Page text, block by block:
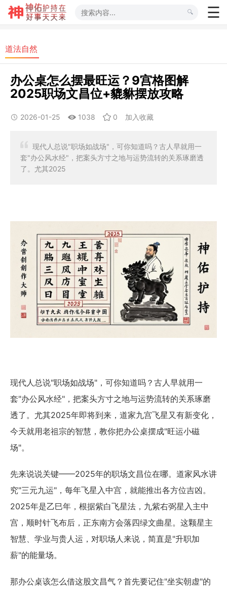
道法自然
办公桌怎么摆最旺运？9宫格图解
2025职场文昌位+貔貅摆放攻略
2026-01-25 1038 0 加入收藏
现代人总说"职场如战场"，可你知道吗？古人早就用一
套"办公风水经"，把案头方寸之地与运势流转的关系琢磨透
了。尤其2025
现代人总说"职场如战场"，可你知道吗？古人早就用一
套"办公风水经"，把案头方寸之地与运势流转的关系琢磨
透了。尤其2025年即将到来，道家九宫飞星又有新变化，
今天就用老祖宗的智慧，教你把办公桌摆成"旺运小磁
场"。
先来说说关键——2025年的职场文昌位在哪。道家风水讲
究"三元九运"，每年飞星入中宫，就能推出各方位吉凶。
2025年是乙巳年，根据紫白飞星法，九紫右弼星入主中
宫，顺时针飞布后，正东南方会落四绿文曲星。这颗星主
智慧、学业与贵人运，对职场人来说，简直是"升职加
薪"的能量场。
那办公桌该怎么借这股文昌气？首先要记住"坐实朝虚"的